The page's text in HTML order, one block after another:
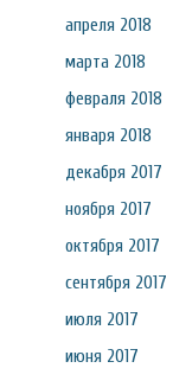
апреля 2018
марта 2018
февраля 2018
января 2018
декабря 2017
ноября 2017
октября 2017
сентября 2017
июля 2017
июня 2017